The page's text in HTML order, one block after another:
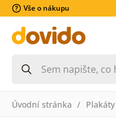
Vše o nákupu
Úvodní stránka Plakáty